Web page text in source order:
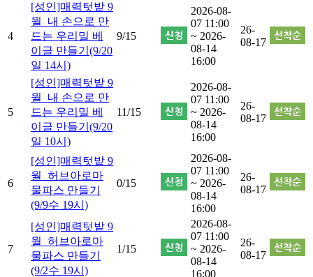
4
[성인]매력텃밭 9
월_내 손으로 만
드는 우리밀 베
이글 만들기(9/20
일 14시)
9/15
2026-08-
07 11:00
~ 2026-
08-14
16:00
26-
08-17
5
[성인]매력텃밭 9
월_내 손으로 만
드는 우리밀 베
이글 만들기(9/20
일 10시)
11/15
2026-08-
07 11:00
~ 2026-
08-14
16:00
26-
08-17
6
[성인]매력텃밭 9
월_허브아로마
물파스 만들기
(9/9수 19시)
0/15
2026-08-
07 11:00
~ 2026-
08-14
16:00
26-
08-17
7
[성인]매력텃밭 9
월_허브아로마
물파스 만들기
(9/2수 19시)
1/15
2026-08-
07 11:00
~ 2026-
08-14
16:00
26-
08-17